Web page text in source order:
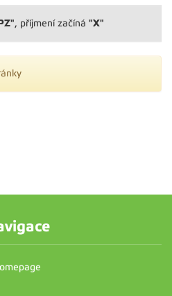
, příjmení začíná "X"